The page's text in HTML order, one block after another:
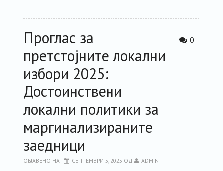
0
Проглас за
претстојните локални
избори 2025:
Достоинствени
локални политики за
маргинализираните
заедници
ОБЈАВЕНО НА СЕПТЕМВРИ 5, 2025 ОД ADMIN